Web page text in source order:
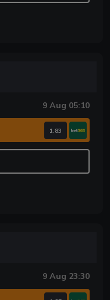
9 Aug 05:10
1.83
9 Aug 23:30